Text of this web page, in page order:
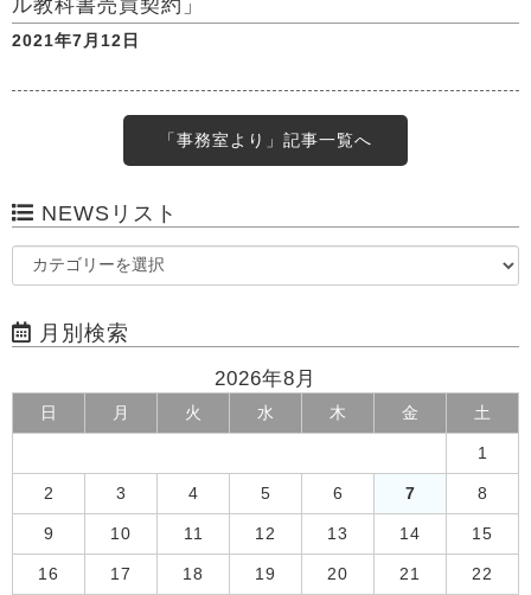
ル教科書売買契約」
2021年7月12日
「事務室より」記事一覧へ
NEWSリスト
月別検索
2026年8月
日 月 火 水 木 金 土
1
2 3 4 5 6 7 8
9 10 11 12 13 14 15
16 17 18 19 20 21 22